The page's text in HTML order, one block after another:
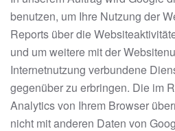
benutzen, um Ihre Nutzung der
Reports über die
und um weitere mit der
Internetnutzung verbundene
gegenüber zu erbringen. Die im
Analytics von Ihrem Browser
nicht mit anderen Daten von